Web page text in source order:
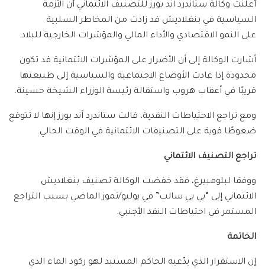
أعلنت وكالة ستاندرد آند بورز للتصنيف الائتماني أن الأزمة
السياسية في بنغلاديش قد زادت من المخاطر السلبية
على النمو الاقتصادي والأداء المالي والمؤشرات الخارجية للبلاد.
أشارت الوكالة إلى أن الأضرار على المؤشرات الائتمانية قد تكون
محدودة إذا عادت الأوضاع الاجتماعية والسياسية إلى طبيعتها
قريبًا في أعقاب هروب واستقالة رئيسة الوزراء الشيخة حسينة.
ومع تراجع الاحتياطات النقدية، قالت ستاندرد آند بورز إنها لا تتوقع
ضغوطًا قوية على التصنيفات الائتمانية في الوقت الحالي.
تراجع التصنيف الائتماني
ووفقا لبلومبيرغ، فقد خفضت الوكالة تصنيف بنغلاديش
الائتماني إلى “بي بي سالب” في يوليو/تموز الماضي بسبب التراجع
المستمر في احتياطات النقد الأجنبي.
الخاتمة
إن الاستقرار الذي يدّعيه الحاكم المستبد لهو ركود الماء الذي